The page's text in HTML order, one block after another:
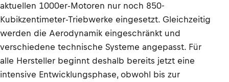
aktuellen 1000er-Motoren nur noch 850-
Kubikzentimeter-Triebwerke eingesetzt. Gleichzeitig
werden die Aerodynamik eingeschränkt und
verschiedene technische Systeme angepasst. Für
alle Hersteller beginnt deshalb bereits jetzt eine
intensive Entwicklungsphase, obwohl bis zur